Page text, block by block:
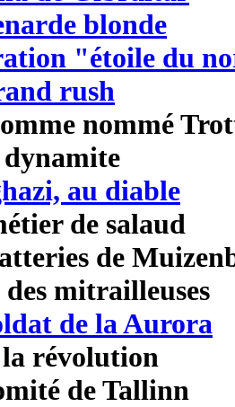
blonde
"étoile du
rush
nommé
dynamite
au diable
de salaud
de
des mitrailleuses
de la Aurora
révolution
de Tallinn